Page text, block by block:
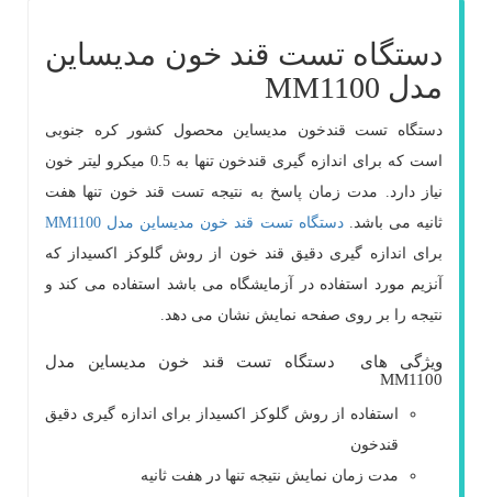
دستگاه تست قند خون مدیساین
مدل MM1100
دستگاه تست قندخون مدیساین محصول کشور کره جنوبی
است که برای اندازه گیری قندخون تنها به 0.5 میکرو لیتر خون
نیاز دارد. مدت زمان پاسخ به نتیجه تست قند خون تنها هفت
ثانیه می باشد.دستگاه تست قند خون مدیساین مدل MM1100
برای اندازه گیری دقیق قند خون از روش گلوکز اکسیداز که
آنزیم مورد استفاده در آزمایشگاه می باشد استفاده می کند و
نتیجه را بر روی صفحه نمایش نشان می دهد.
ویژگی های دستگاه تست قند خون مدیساین مدل
MM1100
استفاده از روش گلوکز اکسیداز برای اندازه گیری دقیق
قندخون
مدت زمان نمایش نتیجه تنها در هفت ثانیه